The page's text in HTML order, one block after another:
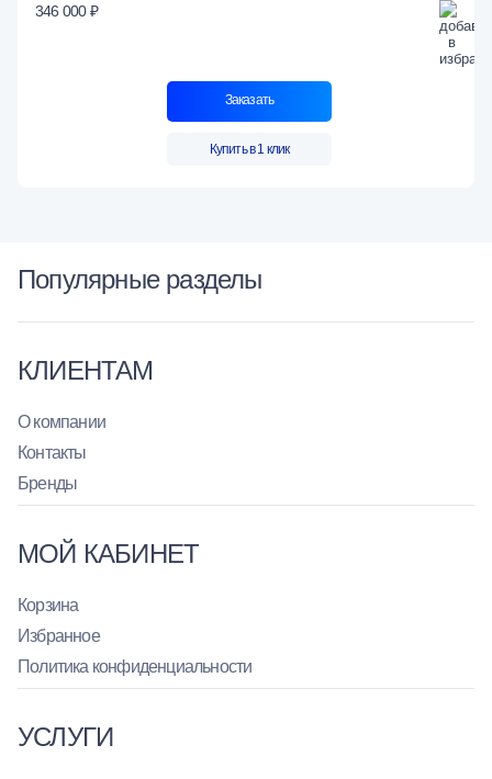
346 000 ₽
Заказать
Купить в 1 клик
Популярные разделы
КЛИЕНТАМ
О компании
Контакты
Бренды
МОЙ КАБИНЕТ
Корзина
Избранное
Политика конфиденциальности
УСЛУГИ